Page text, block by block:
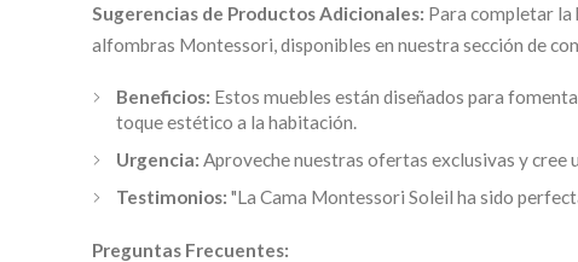
Sugerencias de Productos Adicionales: Para completar
alfombras Montessori, disponibles en nuestra sección de
Beneficios: Estos muebles están diseñados para
toque estético a la habitación.
Urgencia: Aproveche nuestras ofertas exclusivas y cree
Testimonios: "La Cama Montessori Soleil ha sido
Preguntas Frecuentes: